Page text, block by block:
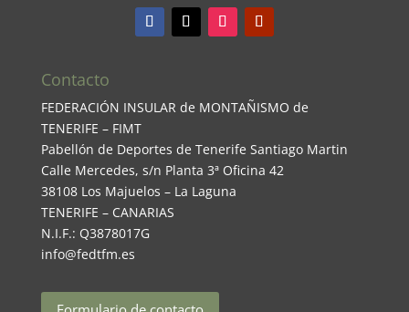
Contacto
FEDERACIÓN INSULAR de MONTAÑISMO de
TENERIFE – FIMT
Pabellón de Deportes de Tenerife Santiago Martin
Calle Mercedes, s/n Planta 3ª Oficina 42
38108 Los Majuelos – La Laguna
TENERIFE – CANARIAS
N.I.F.: Q3878017G
info@fedtfm.es